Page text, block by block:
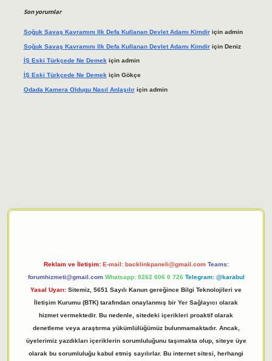
Son yorumlar
Soğuk Savaş Kavramını Ilk Defa Kullanan Devlet Adamı Kimdiriçin admin
Soğuk Savaş Kavramını Ilk Defa Kullanan Devlet Adamı Kimdiriçin Deniz
İŞ Eski Türkçede Ne Demekiçin admin
İŞ Eski Türkçede Ne Demek için Gökçe
Odada Kamera Oldugu Nasıl Anlaşılıriçin admin
Reklam ve İletişim: E-mail: backlinkpaneli@gmail.com Teams:
forumhizmeti@gmail.com Whatsapp: 0262 606 0 726 Telegram: @karabul
Yasal Uyarı: Sitemiz, 5651 Sayılı Kanun gereğince Bilgi Teknolojileri ve
İletişim Kurumu (BTK) tarafından onaylanmış bir Yer Sağlayıcı olarak
hizmet vermektedir. Bu nedenle, sitedeki içerikleri proaktif olarak
denetleme veya araştırma yükümlülüğümüz bulunmamaktadır. Ancak,
üyelerimiz yazdıkları içeriklerin sorumluluğunu taşımakta olup, siteye üye
olarak bu sorumluluğu kabul etmiş sayılırlar. Bu internet sitesi, herhangi